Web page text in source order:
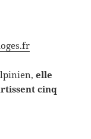
elle
cinq